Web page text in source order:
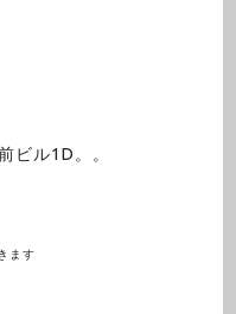
ビル1D。。
ます